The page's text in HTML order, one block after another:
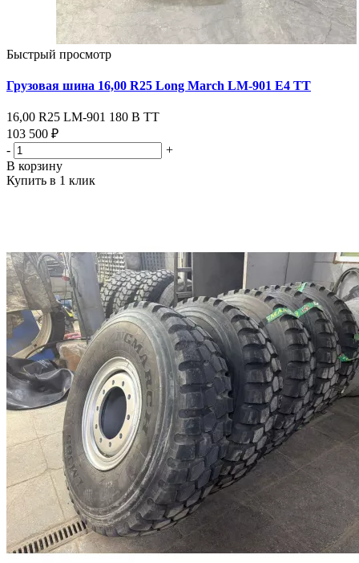
Быстрый просмотр
Грузовая шина 16,00 R25 Long March LM-901 Е4 ТТ
16,00 R25 LM-901 180 В ТТ
103 500 ₽
-
+
В корзину
Купить в 1 клик